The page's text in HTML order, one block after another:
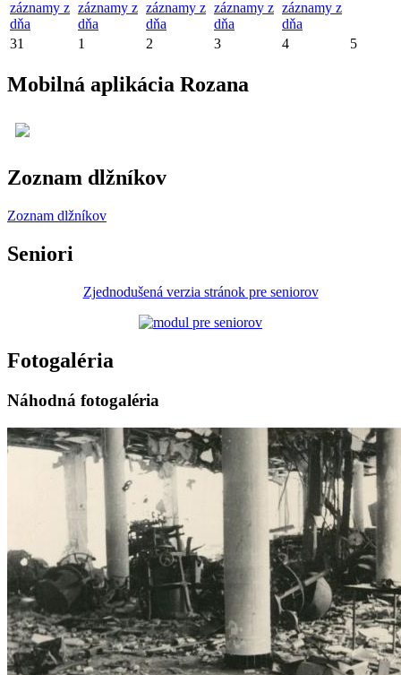
záznamy z
dňa
záznamy z
dňa
záznamy z
dňa
záznamy z
dňa
záznamy z
dňa
31 1 2 3 4 5
Mobilná aplikácia Rozana
Zoznam dlžníkov
Zoznam dlžníkov
Seniori
Zjednodušená verzia stránok pre seniorov
Fotogaléria
Náhodná fotogaléria